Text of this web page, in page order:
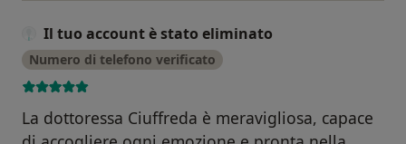
Il tuo account è stato eliminato
Numero di telefono verificato
La dottoressa Ciuffreda è meravigliosa, capace